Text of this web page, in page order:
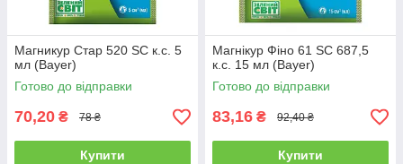
Магникур Стар 520 SC к.с. 5
мл (Bayer)
Готово до відправки
70,20 ₴ 78 ₴
Купити
Магнікур Фіно 61 SC 687,5
к.с. 15 мл (Bayer)
Готово до відправки
83,16 ₴ 92,40 ₴
Купити